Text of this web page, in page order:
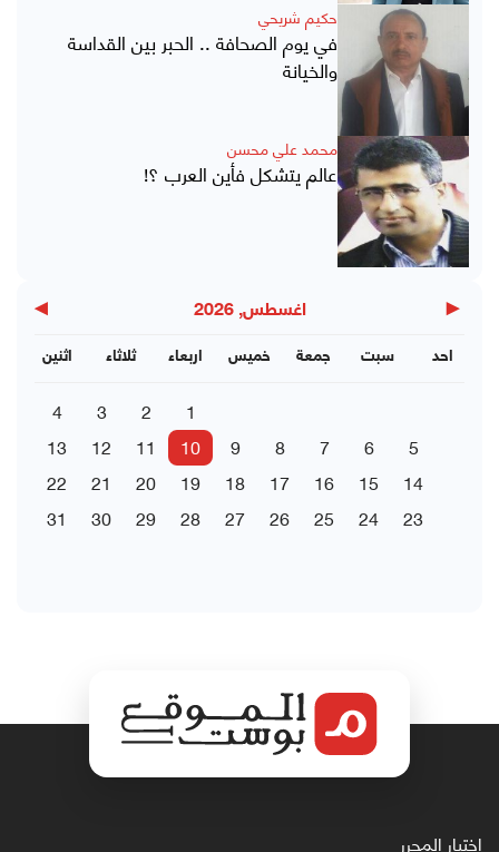
حكيم شريحي
في يوم الصحافة .. الحبر بين القداسة
والخيانة
محمد علي محسن
عالم يتشكل فأين العرب ؟!
◀ اغسطس, 2026 ▶
اثنين ثلاثاء اربعاء خميس جمعة سبت احد
1
2
3
4
5
6
7
8
9
10
11
12
13
14
15
16
17
18
19
20
21
22
23
24
25
26
27
28
29
30
31
اختيار المحرر